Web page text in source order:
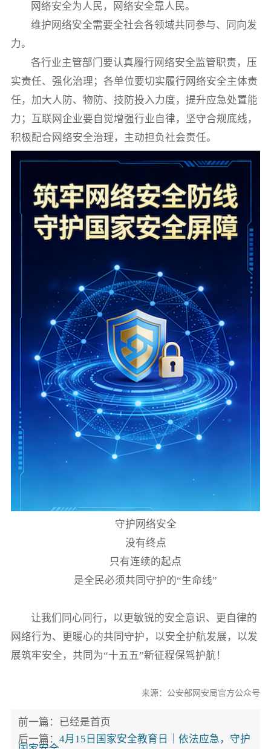
网络安全为人民，网络安全靠人民。
维护网络安全需要全社会各领域共同参与、同向发
力。
各行业主管部门要认真履行网络安全监管职责，压
实责任、强化治理；各单位要切实履行网络安全主体责
任，加大人防、物防、技防投入力度，提升应急处置能
力；互联网企业要自觉增强行业自律，坚守合规底线，
积极配合网络安全治理，主动担负社会责任。
守护网络安全
没有终点
只有连续的起点
是全民必须共同守护的“生命线”
让我们同心同行，以更敏锐的安全意识、更自律的
网络行为、更暖心的共同守护，以安全护航发展，以发
展筑牢安全，共同为“十五五”新征程保驾护航！
来源：公安部网安局官方公众号
前一篇：已经是首页
后一篇： 4月15日国家安全教育日｜依法应急，守护